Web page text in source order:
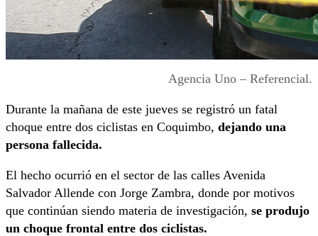
Agencia Uno – Referencial.
Durante la mañana de este jueves se registró un fatal
choque entre dos ciclistas en Coquimbo, dejando una
persona fallecida.
El hecho ocurrió en el sector de las calles Avenida
Salvador Allende con Jorge Zambra, donde por motivos
que continúan siendo materia de investigación, se produjo
un choque frontal entre dos ciclistas.